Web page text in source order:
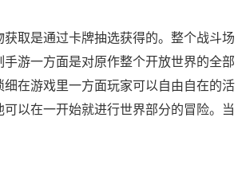
取是通过卡牌抽选获得的。整个战斗场
游一方面是对原作整个开放世界的全部
在游戏里一方面玩家可以自由自在的活
以在一开始就进行世界部分的冒险。当